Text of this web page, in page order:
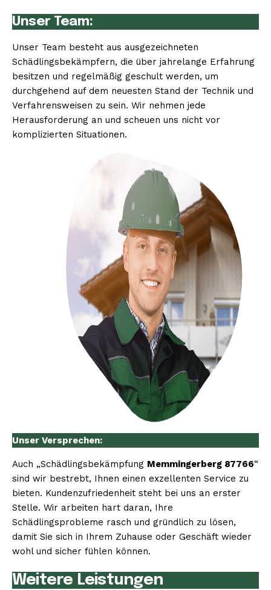
Unser Team:
Unser Team besteht aus ausgezeichneten
Schädlingsbekämpfern, die über jahrelange Erfahrung
besitzen und regelmäßig geschult werden, um
durchgehend auf dem neuesten Stand der Technik und
Verfahrensweisen zu sein. Wir nehmen jede
Herausforderung an und scheuen uns nicht vor
komplizierten Situationen.
Unser Versprechen:
Auch „Schädlingsbekämpfung Memmingerberg 87766“
sind wir bestrebt, Ihnen einen exzellenten Service zu
bieten. Kundenzufriedenheit steht bei uns an erster
Stelle. Wir arbeiten hart daran, Ihre
Schädlingsprobleme rasch und gründlich zu lösen,
damit Sie sich in Ihrem Zuhause oder Geschäft wieder
wohl und sicher fühlen können.
Weitere Leistungen